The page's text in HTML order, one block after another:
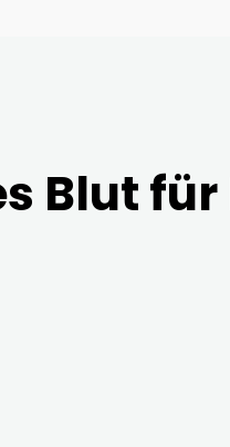
Blut